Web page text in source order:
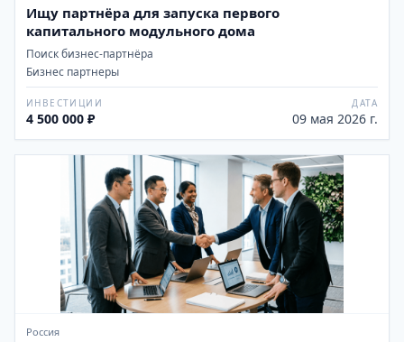
Ищу партнёра для запуска первого
капитального модульного дома
Поиск бизнес-партнёра
Бизнес партнеры
ИНВЕСТИЦИИ
4 500 000 ₽
ДАТА
09 мая 2026 г.
Россия